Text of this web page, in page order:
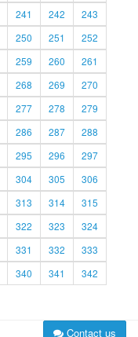
241 242
243
250 251
252
259 260
261
268 269
270
277 278
279
286 287
288
295 296
297
304 305
306
313 314
315
322 323
324
331 332
333
340 341
342
Contact us